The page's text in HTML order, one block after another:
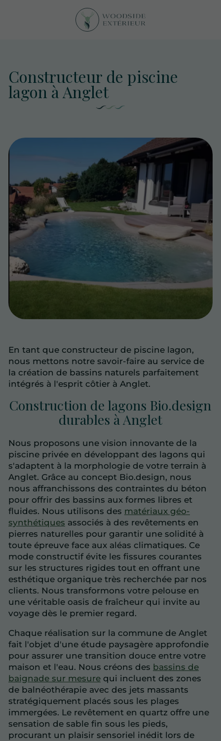
Constructeur de piscine
lagon à Anglet
En tant que constructeur de piscine lagon,
nous mettons notre savoir-faire au service de
la création de bassins naturels parfaitement
intégrés à l'esprit côtier à Anglet.
Construction de lagons Bio.design
durables à Anglet
Nous proposons une vision innovante de la
piscine privée en développant des lagons qui
s'adaptent à la morphologie de votre terrain à
Anglet. Grâce au concept Bio.design, nous
nous affranchissons des contraintes du béton
pour offrir des bassins aux formes libres et
fluides. Nous utilisons des matériaux géo-
synthétiques associés à des revêtements en
pierres naturelles pour garantir une solidité à
toute épreuve face aux aléas climatiques. Ce
mode constructif évite les fissures courantes
sur les structures rigides tout en offrant une
esthétique organique très recherchée par nos
clients. Nous transformons votre pelouse en
une véritable oasis de fraîcheur qui invite au
voyage dès le premier regard.
Chaque réalisation sur la commune de Anglet
fait l'objet d'une étude paysagère approfondie
pour assurer une transition douce entre votre
maison et l'eau. Nous créons des bassins de
baignade sur mesure qui incluent des zones
de balnéothérapie avec des jets massants
stratégiquement placés sous les plages
immergées. Le revêtement en quartz offre une
sensation de sable fin sous les pieds,
procurant un plaisir sensoriel inédit lors de